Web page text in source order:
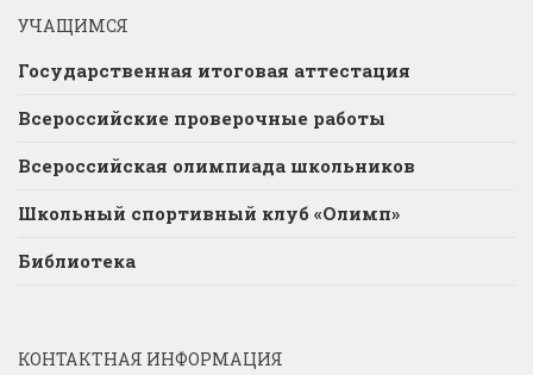
УЧАЩИМСЯ
Государственная итоговая аттестация
Всероссийские проверочные работы
Всероссийская олимпиада школьников
Школьный спортивный клуб «Олимп»
Библиотека
КОНТАКТНАЯ ИНФОРМАЦИЯ